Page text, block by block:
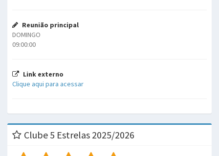
Reunião principal
DOMINGO
09:00:00
Link externo
Clique aqui para acessar
Clube 5 Estrelas 2025/2026